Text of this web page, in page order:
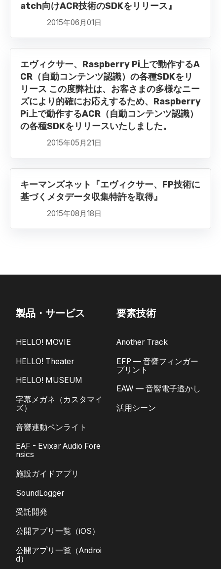
atch向けACR技術のSDKをリリース』
2015年06月01日
エヴィクサー、Raspberry Pi上で動作するA
CR（自動コンテンツ認識）の各種SDKをリ
リース この度弊社は、お客さまの多様なニー
ズにより的確にお応えするため、Raspberry
Pi上で動作するACR（自動コンテンツ認識）
の各種SDKをリリースいたしました。
2015年05月21日
キーマンズネット『エヴィクサー、FP技術に
基づくメタデータ収集特許を取得』
2015年08月18日
製品・サービス
HELLO! MOVIE
HELLO! Theater
HELLO! MUSEUM
字幕メガネ（カスタマイ
ズ）
音響連動ペンライト
EAF - Evixar Audio Fore
nsics
施設ガイドアプリ
SoundLogger
受託開発
公開アプリ一覧（iOS）
公開アプリ一覧（Androi
d）
要素技術
Another Track
EFP — 音響フィンガー
プリント
EAW — 音響電子透かし
活用シーン